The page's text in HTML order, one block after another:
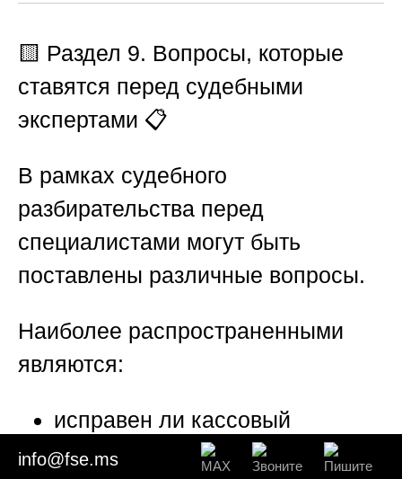
🟨 Раздел 9. Вопросы, которые
ставятся перед судебными
экспертами 📋
В рамках судебного
разбирательства перед
специалистами могут быть
поставлены различные вопросы.
Наиболее распространенными
являются:
исправен ли кассовый
аппарат;
info@fse.ms